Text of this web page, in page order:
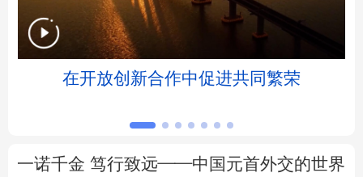
辽宁 吉林 江苏
浙江 安徽 福建 江西
广东 广西 海南 重庆
在开放创新合作中促进共同繁荣
一诺千金 笃行致远——中国元首外交的世界